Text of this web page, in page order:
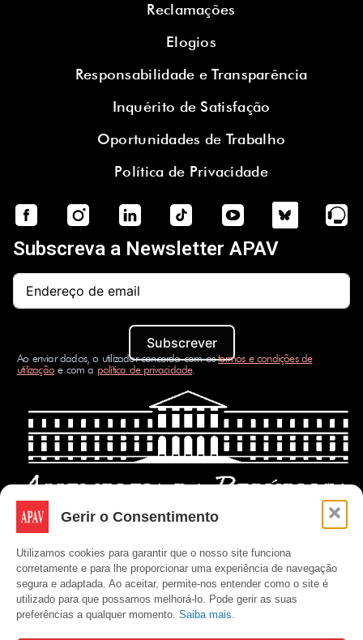
Gerir o Consentimento
Utilizamos cookies para garantir que o nosso site funciona
corretamente e para lhe proporcionar uma experiência de navegação
segura e adaptada. Ao aceitar, permite-nos entender como o site é
utilizado para que possamos melhorá-lo. Pode gerir as suas
preferências a qualquer momento. Saiba mais.
Reclamações
Elogios
Responsabilidade e Transparência
Inquérito de Satisfação
Oportunidades de Trabalho
Política de Privacidade
Subscreva a Newsletter APAV
Subscrever
Ao enviar dados, o utilizador concorda com ostermos e condições de
utilizaçãoe com a política de privacidade.